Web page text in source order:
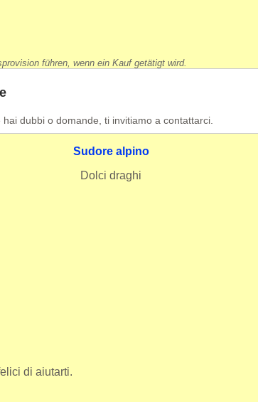
führen, wenn ein Kauf getätigt wird.
dubbi o domande, ti invitiamo a contattarci.
Sudore alpino
Dolci draghi
di aiutarti.